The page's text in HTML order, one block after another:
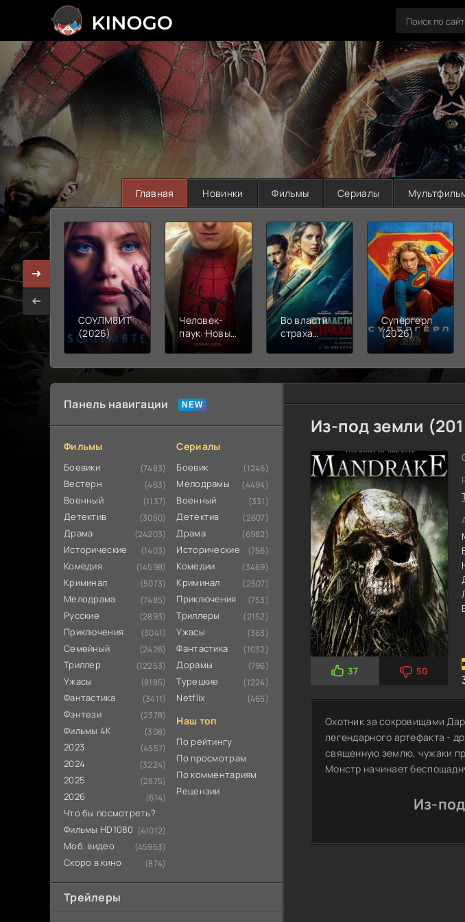
>
Главная Новинки Фильмы Сериалы
СОУЛМ8ЙТ
(2026)
Человек-
паук: Новый
день (2026)
Во власти
страха
Супергерл
(2026)
Панель навигации
Фильмы
Боевики (7483)
Вестерн (463)
Военный (1137)
Детектив (3050)
Драма (24203)
Исторические (1403)
Комедия (14598)
Криминал (5073)
Мелодрама (7485)
Русские (2893)
Приключения (3041)
Семейный (2426)
Триллер (12253)
Ужасы (8185)
Фантастика (3411)
Фэнтези (2378)
Фильмы 4К (308)
2023 (4557)
2024 (3224)
2025 (2875)
2026 (614)
Что бы посмотреть?
Фильмы HD1080 (41012)
Моб. видео (45963)
Скоро в кино (874)
Сериалы
Боевик (1246)
Мелодрамы (4494)
Военный (331)
Детектив (2607)
Драма (6982)
Исторические (756)
Комедии (3469)
Криминал (2507)
Приключения (753)
Триллеры (2152)
Ужасы (363)
Фантастика (1032)
Дорамы (796)
Турецкие (1224)
Netflix (465)
Наш топ
По рейтингу
По просмотрам
По комментариям
Рецензии
Трейлеры
Из-под земли
37 50
Охотник за сокровищами
легендарного артефакта -
священную землю, чужаки
Монстр начинает
Из-